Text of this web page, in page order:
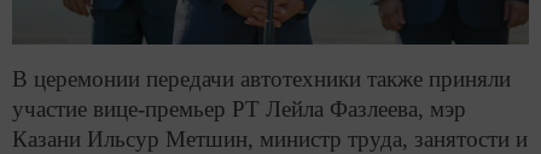
В церемонии передачи автотехники также приняли
участие вице-премьер РТ Лейла Фазлеева, мэр
Казани Ильсур Метшин, министр труда, занятости и